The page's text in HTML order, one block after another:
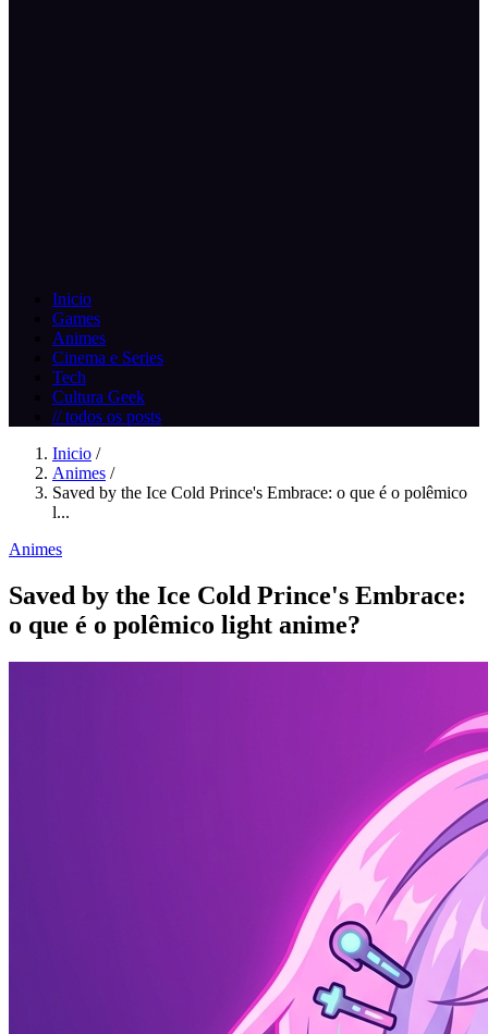
Inicio
Games
Animes
Cinema e Series
Tech
Cultura Geek
// todos os posts
Inicio /
Animes /
Saved by the Ice Cold Prince's Embrace: o que é o polêmico
l...
Animes
Saved by the Ice Cold Prince's Embrace:
o que é o polêmico light anime?